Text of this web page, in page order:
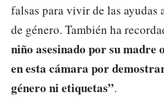
falsas para vivir de las ayudas
de género. También ha
niño asesinado por su madre
en esta cámara por
género ni etiquetas”.